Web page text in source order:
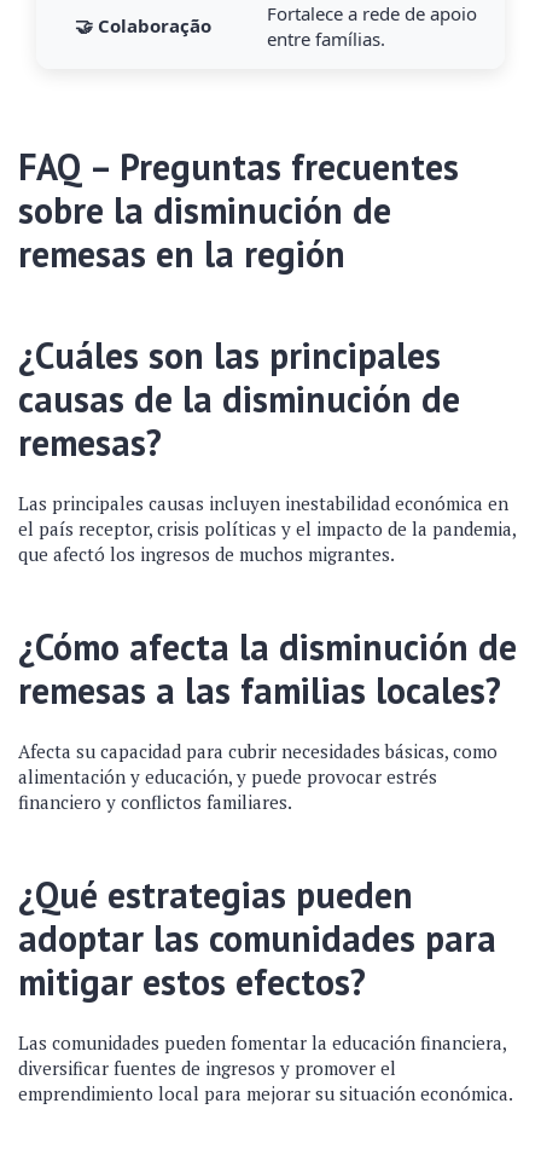
🤝 Colaboração
Fortalece a rede de apoio
entre famílias.
FAQ – Preguntas frecuentes
sobre la disminución de
remesas en la región
¿Cuáles son las principales
causas de la disminución de
remesas?
Las principales causas incluyen inestabilidad económica en
el país receptor, crisis políticas y el impacto de la pandemia,
que afectó los ingresos de muchos migrantes.
¿Cómo afecta la disminución de
remesas a las familias locales?
Afecta su capacidad para cubrir necesidades básicas, como
alimentación y educación, y puede provocar estrés
financiero y conflictos familiares.
¿Qué estrategias pueden
adoptar las comunidades para
mitigar estos efectos?
Las comunidades pueden fomentar la educación financiera,
diversificar fuentes de ingresos y promover el
emprendimiento local para mejorar su situación económica.